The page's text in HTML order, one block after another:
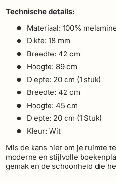
Technische details:
Materiaal: 100% melamine
Dikte: 18 mm
Breedte: 42 cm
Hoogte: 89 cm
Diepte: 20 cm (1 stuk)
Breedte: 42 cm
Hoogte: 45 cm
Diepte: 20 cm (1 Stuk)
Kleur: Wit
Mis de kans niet om je ruimte
moderne en stijlvolle
gemak en de schoonheid die